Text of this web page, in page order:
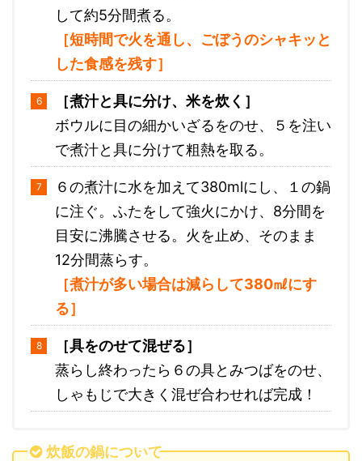
して約5分間煮る。
［短時間で火を通し、ごぼうのシャキッと
した食感を残す］
［煮汁と具に分け、米を炊く］
ボウルに目の細かいざるをのせ、５を注い
で煮汁と具に分けて粗熱を取る。
６の煮汁に水を加えて380mlにし、１の鍋
に注ぐ。ふたをして強火にかけ、8分間を
目安に沸騰させる。火を止め、そのまま
12分間蒸らす。
［煮汁が多い場合は減らして380㎖にす
る］
［具をのせて混ぜる］
蒸らし終わったら６の具とみつばをのせ、
しゃもじで大きく混ぜ合わせれば完成！
炊飯の鍋について